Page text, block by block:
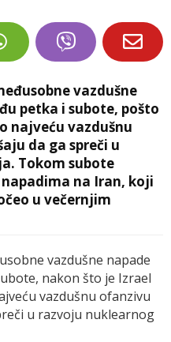
vazdušne
petka i subote, pošto
najveću vazdušnu
da ga spreči u
Tokom subote
na Iran, koji
u večernjim
vazdušne napade
nakon što je Izrael
vazdušnu ofanzivu
u razvoju nuklearnog